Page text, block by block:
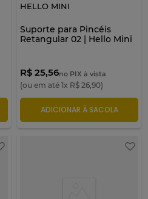
HELLO MINI
Suporte para Pincéis
Retangular 02 | Hello Mini
R$ 25,56no PIX à vista
(ou em até 1x R$ 26,90)
ADICIONAR À SACOLA